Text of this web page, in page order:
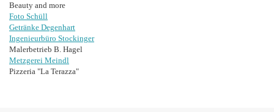
Beauty and more
Foto Schüll
Getränke Degenhart
Ingenieurbüro Stockinger
Malerbetrieb B. Hagel
Metzgerei Meindl
Pizzeria "La Terazza"